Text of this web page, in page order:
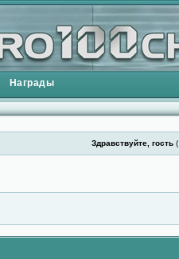
Награды
Здравствуйте, гость(